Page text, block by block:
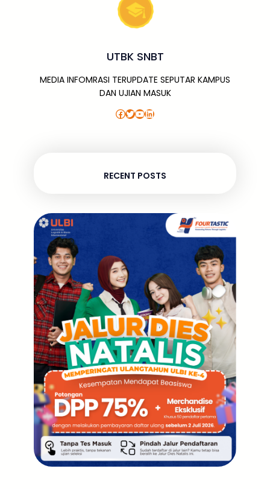
UTBK SNBT
MEDIA INFOMRASI TERUPDATE SEPUTAR KAMPUS
DAN UJIAN MASUK
Facebook Twitter YouTube LinkedIn
RECENT POSTS